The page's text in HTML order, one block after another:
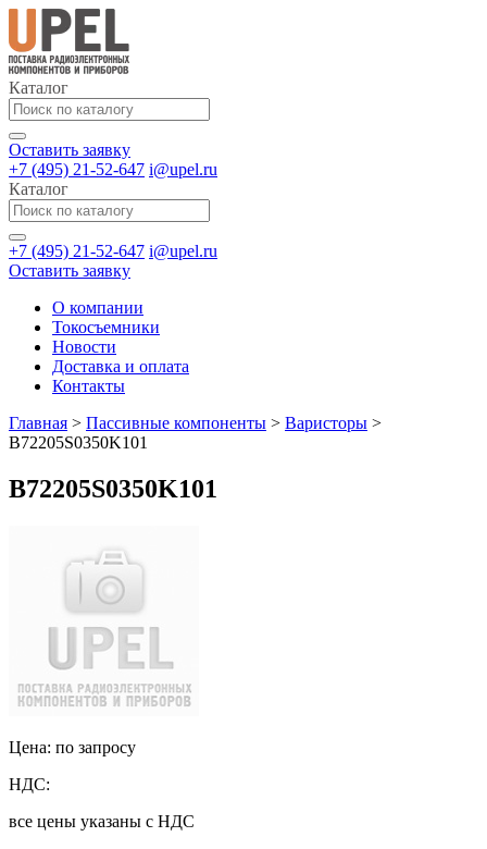
Каталог
Оставить заявку
+7 (495) 21-52-647 i@upel.ru
Каталог
+7 (495) 21-52-647 i@upel.ru
Оставить заявку
О компании
Токосъемники
Новости
Доставка и оплата
Контакты
Главная > Пассивные компоненты > Варисторы >
B72205S0350K101
B72205S0350K101
Цена: по запросу
НДС:
все цены указаны с НДС